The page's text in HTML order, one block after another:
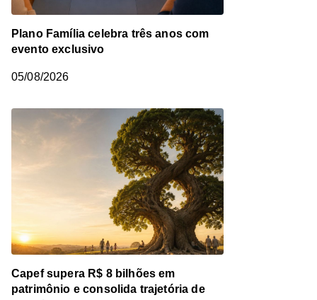
Plano Família celebra três anos com
evento exclusivo
05/08/2026
Capef supera R$ 8 bilhões em
patrimônio e consolida trajetória de